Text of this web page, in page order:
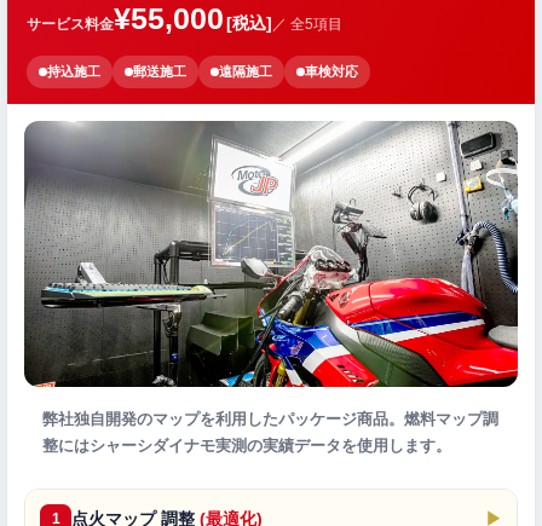
サービス料金¥55,000[税込] ／ 全5項目
持込施工 郵送施工 遠隔施工 車検対応
弊社独自開発のマップを利用したパッケージ商品。燃料マップ調
整にはシャーシダイナモ実測の実績データを使用します。
1 点火マップ 調整 (最適化) ▶